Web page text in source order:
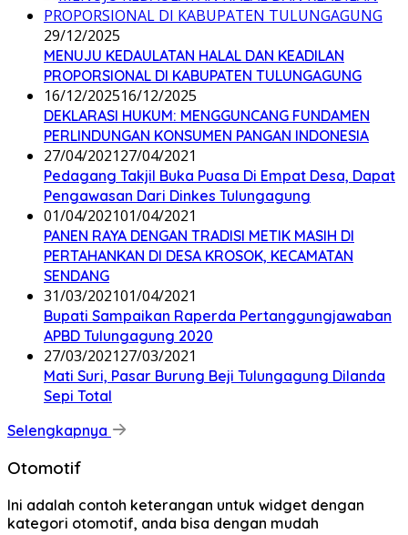
29/12/2025
MENUJU KEDAULATAN HALAL DAN KEADILAN
PROPORSIONAL DI KABUPATEN TULUNGAGUNG
16/12/202516/12/2025
DEKLARASI HUKUM: MENGGUNCANG FUNDAMEN
PERLINDUNGAN KONSUMEN PANGAN INDONESIA
27/04/202127/04/2021
Pedagang Takjil Buka Puasa Di Empat Desa, Dapat
Pengawasan Dari Dinkes Tulungagung
01/04/202101/04/2021
PANEN RAYA DENGAN TRADISI METIK MASIH DI
PERTAHANKAN DI DESA KROSOK, KECAMATAN
SENDANG
31/03/202101/04/2021
Bupati Sampaikan Raperda Pertanggungjawaban
APBD Tulungagung 2020
27/03/202127/03/2021
Mati Suri, Pasar Burung Beji Tulungagung Dilanda
Sepi Total
Selengkapnya
Otomotif
Ini adalah contoh keterangan untuk widget dengan
kategori otomotif, anda bisa dengan mudah